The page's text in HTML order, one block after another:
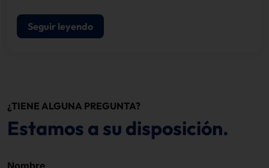
Seguir leyendo
¿TIENE ALGUNA PREGUNTA?
Estamos a su disposición.